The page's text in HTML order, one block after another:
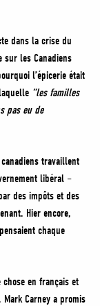
dans la crise du
sur les Canadiens
l’épicerie était
“les familles
pas eu de
travaillent
libéral –
des impôts et des
Hier encore,
chaque
en français et
Mark Carney a promis